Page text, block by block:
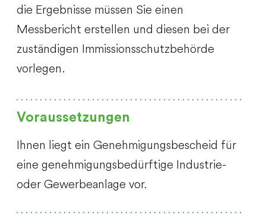
die Ergebnisse müssen Sie einen
Messbericht erstellen und diesen bei der
zuständigen Immissionsschutzbehörde
vorlegen.
Voraussetzungen
Ihnen liegt ein Genehmigungsbescheid für
eine genehmigungsbedürftige Industrie-
oder Gewerbeanlage vor.